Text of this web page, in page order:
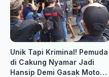
Perlombaan
Unik Tapi Kriminal! Pemuda
di Cakung Nyamar Jadi
Hansip Demi Gasak Motor